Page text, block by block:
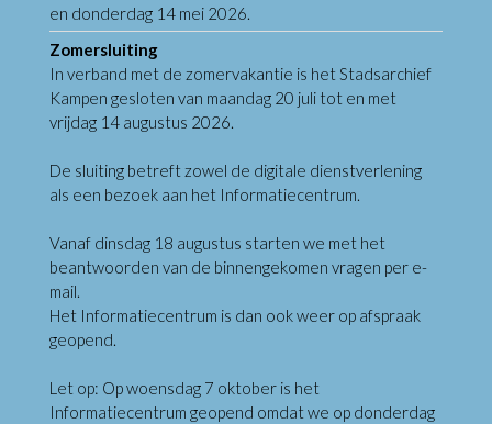
en donderdag 14 mei 2026.
Zomersluiting
In verband met de zomervakantie is het Stadsarchief
Kampen gesloten van maandag 20 juli tot en met
vrijdag 14 augustus 2026.
De sluiting betreft zowel de digitale dienstverlening
als een bezoek aan het Informatiecentrum.
Vanaf dinsdag 18 augustus starten we met het
beantwoorden van de binnengekomen vragen per e-
mail.
Het Informatiecentrum is dan ook weer op afspraak
geopend.
Let op: Op woensdag 7 oktober is het
Informatiecentrum geopend omdat we op donderdag